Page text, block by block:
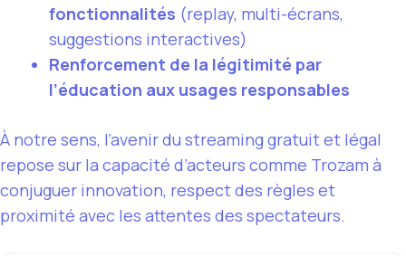
fonctionnalités (replay, multi-écrans,
suggestions interactives)
Renforcement de la légitimité par
l’éducation aux usages responsables
À notre sens, l’avenir du streaming gratuit et légal
repose sur la capacité d’acteurs comme Trozam à
conjuguer innovation, respect des règles et
proximité avec les attentes des spectateurs.